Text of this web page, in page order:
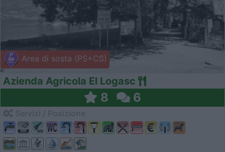
Area di sosta (PS+CS)
Azienda Agricola El Logasc
8 6